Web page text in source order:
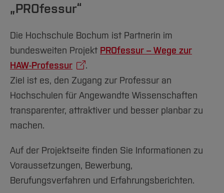
„PROfessur“
Die Hochschule Bochum ist Partnerin im
bundesweiten Projekt PROfessur – Wege zur
HAW-Professur
.
Ziel ist es, den Zugang zur Professur an
Hochschulen für Angewandte Wissenschaften
transparenter, attraktiver und besser planbar zu
machen.
Auf der Projektseite finden Sie Informationen zu
Voraussetzungen, Bewerbung,
Berufungsverfahren und Erfahrungsberichten.